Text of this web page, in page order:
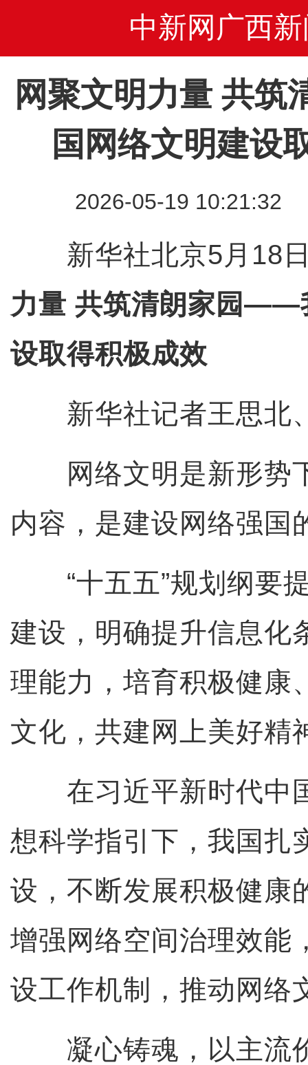
中新网广西新
网聚文明力量 共
国网络文明建设
2026-05-19
新华社北京5月18
力量 共筑清朗家园——
设取得积极成效
新华社记者王思北
网络文明是新形势
内容，是建设网络强国
“十五五”规划纲要
建设，明确提升信息化
理能力，培育积极健康
文化，共建网上美好精
在习近平新时代中
想科学指引下，我国扎
设，不断发展积极健康
增强网络空间治理效能
设工作机制，推动网络
凝心铸魂，以主流